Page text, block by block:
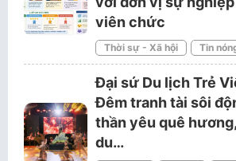
viên chức
Thời sự - Xã hội Tin
Đại sứ Du lịch Trẻ
Đêm tranh tài sôi
thần yêu quê
du…